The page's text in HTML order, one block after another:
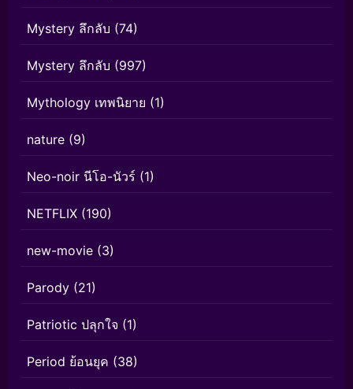
Mystery ลึกลับ (74)
Mystery ลึกลับ (997)
Mythology เทพนิยาย (1)
nature (9)
Neo-noir นีโอ-นัวร์ (1)
NETFLIX (190)
new-movie (3)
Parody (21)
Patriotic ปลุกใจ (1)
Period ย้อนยุค (38)